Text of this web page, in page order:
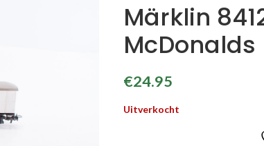
Märklin
McDonalds
€24.95
Uitverkocht